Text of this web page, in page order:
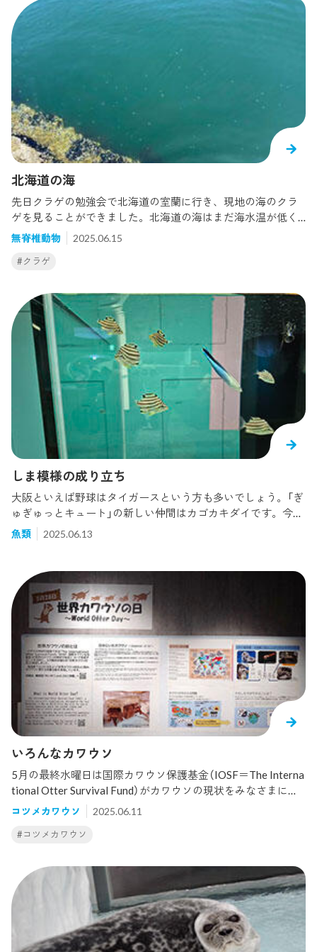
この人工繁殖技術を野生下のペンギンの保全に役立てること
です。野生下のミナミイワトビペンギンは、気候変動や漁獲
の増大による餌生物の減少などが要因で生息数が減り、国際
自然保護連合(IUCN)が制定するレッドリストでは「危急種（V
U）」に指定されているなど絶滅が危ぶまれています。今はま
だ、この技術を活かすタイミングではないかもしれません
が、いつの日かペンギンたちに危機が迫った際には、動物園
水族館の飼育下だからこそ得られた繁殖技術を活かし、ペン
ギンたちの未来をまもることができればと考えています。【過
去の人工繁殖についてのブログ】人工授精へのチャレンジ（20
24.04.27） 葛西臨海水族園とタッグで世界初の快挙達成（202
2.08.16）今年もチャレンジしました(2021.08.08)ミナミイワト
ビペンギン人工繁殖（2018.05.07）
コは種類によって口の形が異なり、草食性のプレコはV字型の
歯を持つ広く平らな口で、肉食性のプレコは尖った歯を持つ
先細りの口とのこと。セルフィンプレコは草食性なので、岩
などについてコケや藻をこそぎ取って食べたり、水草をちぎ
って食べたりします。普段、展示にいるとあまり口を見る機
会がないので、バックヤードでじっくり見ることができまし
た。ひげもおしゃれなセルフィンプレコは大型個体が「エクア
ドル熱帯雨林」の左側のコーナーにいます。ただ、日中は隠れ
ていて、夕方以降に出てきていることがあります。見つけら
れたらラッキーかも？
北海道の海
先日クラゲの勉強会で北海道の室蘭に行き、現地の海のクラ
ゲを見ることができました。北海道の海はまだ海水温が低く1
0℃近くまで下がっていました。海に手を入れるととても冷た
く痛かったです。海水温が大阪湾と比べるとかなり低いため
大阪湾では見ることのできないクラゲがたくさんいました。
てください 。この白いぽつぽつ、実はすべてクラゲです。こ
のクラゲはシロクラゲといい「海月銀河」でもおなじみのクラ
ゲです。私も野生のシロクラゲを初めて見ましたがこんなに
たくさんいるとは思いませんでした。(さすが北海道の
海。。。)続きましてこちらのクラゲです。このクラゲは大阪
湾でもよく見るミズクラゲでは？と思う方もいらっしゃるか
と思います。しかしこの個体はミズクラゲではなくキタミズ
クラゲといいミズクラゲとは別種のクラゲです。このキタミ
ズクラゲの特徴は傘の縁の部分が褐色になります。現在海遊
館ではミズクラゲとキタミズクラゲの展示を行っているので
ぜひ実際に見比べてみて下さい。今回、この2種のほかにもい
ろいろなクラゲを見つけることができ、冷たい水域での生態
を学ぶことができました。また機会があればほかのクラゲも
紹介させていただきます！！
無脊椎動物 2025.06.15
#クラゲ
しま模様の成り立ち
大阪といえば野球はタイガースという方も多いでしょう。「ぎ
ゅぎゅっとキュート」の新しい仲間はカゴカキダイです。今は
4cm前後の大きさです。大きくなるとこんな感じ（こちらが
「アクアゲート」のカゴカキダイ）。大きさは6～7cmです。魚
ま、後ろにいるヒレナガハギは横じまということになりま
す。黄色と黒のしま模様はいかにも虎っぽくないですか？？
個人的には目にも黒い縞がつながっていて、目がきょろきょ
ろ動くのが好みです。今回、「ぎゅぎゅっとキュート」にスカ
ウトしてきたカゴカキダイは高知県の以布利からやってきま
した。春先にはタイドプールなどにいるのだとか。大阪に来
たカゴカキダイはこんな感じ。小さいものは大きさは2cm未
満で、しま模様がまだ定かではありません。このしまはどん
な風に変わっていくのか？疑問がわき、ちょっと調べてみま
した。海響館さんの観察によれば、カゴカキダイの卵径は1m
mくらい、うまれた直後は1.5mmほど、しかし、54時間後に
は3mm前後に。そして、2週間後には4mmになるそうです。し
ま模様の推移については日本産稚魚図鑑（沖山1988）やネット
にでているものを参考にさせていただきました。フリーハン
ドなので、大きさがばらばらだったり、見にくいのはごめん
なさい。最初は紡錘形だったのがだんだん体高が高くなり、
えていくのがわかります。3枚目の写真のおちびさんは下から
ます。カゴカキダイの名前の由来である頭のもりあがりも4c
mくらいででてくるもよう。こんなカゴカキダイ、しま模様の
成り立ちを実際にご覧いただけるとうれしいです
魚類 2025.06.13
いろんなカワウソ
5月の最終水曜日は国際カワウソ保護基金（IOSF＝The Interna
tional Otter Survival Fund）がカワウソの現状をみなさまに知
っていただくために制定した「世界カワウソの日」。今年は5月
28日でした。当館では2018年からこれに賛同していろいろな
催しを行っていますが、今年は特別講座でゲームやエコバッ
カウンターにおいて、カワウソについての掲示を行いまし
た。なんとなく、みなさんはカワウソというと当館にもいる
コツメカワウソを思い浮かべる方が多いのではないでしょう
か？でも、世界にカワウソの仲間は13種いるのです。コツメ
カワウソの他に日本の園館で見られるのはユーラシアカワウ
ソ、カナダカワウソ、ツメナシカワウソとラッコの4種。以前
コツメカワウソ 2025.06.11
#コツメカワウソ